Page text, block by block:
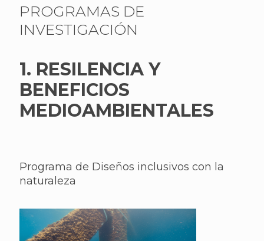
PROGRAMAS DE
INVESTIGACIÓN
1. RESILENCIA Y
BENEFICIOS
MEDIOAMBIENTALES
Programa de Diseños inclusivos con la
naturaleza